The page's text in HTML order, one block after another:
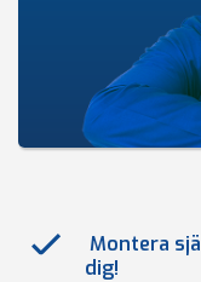
Montera
dig!